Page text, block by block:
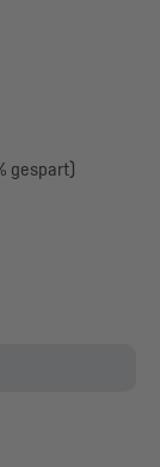
gespart)